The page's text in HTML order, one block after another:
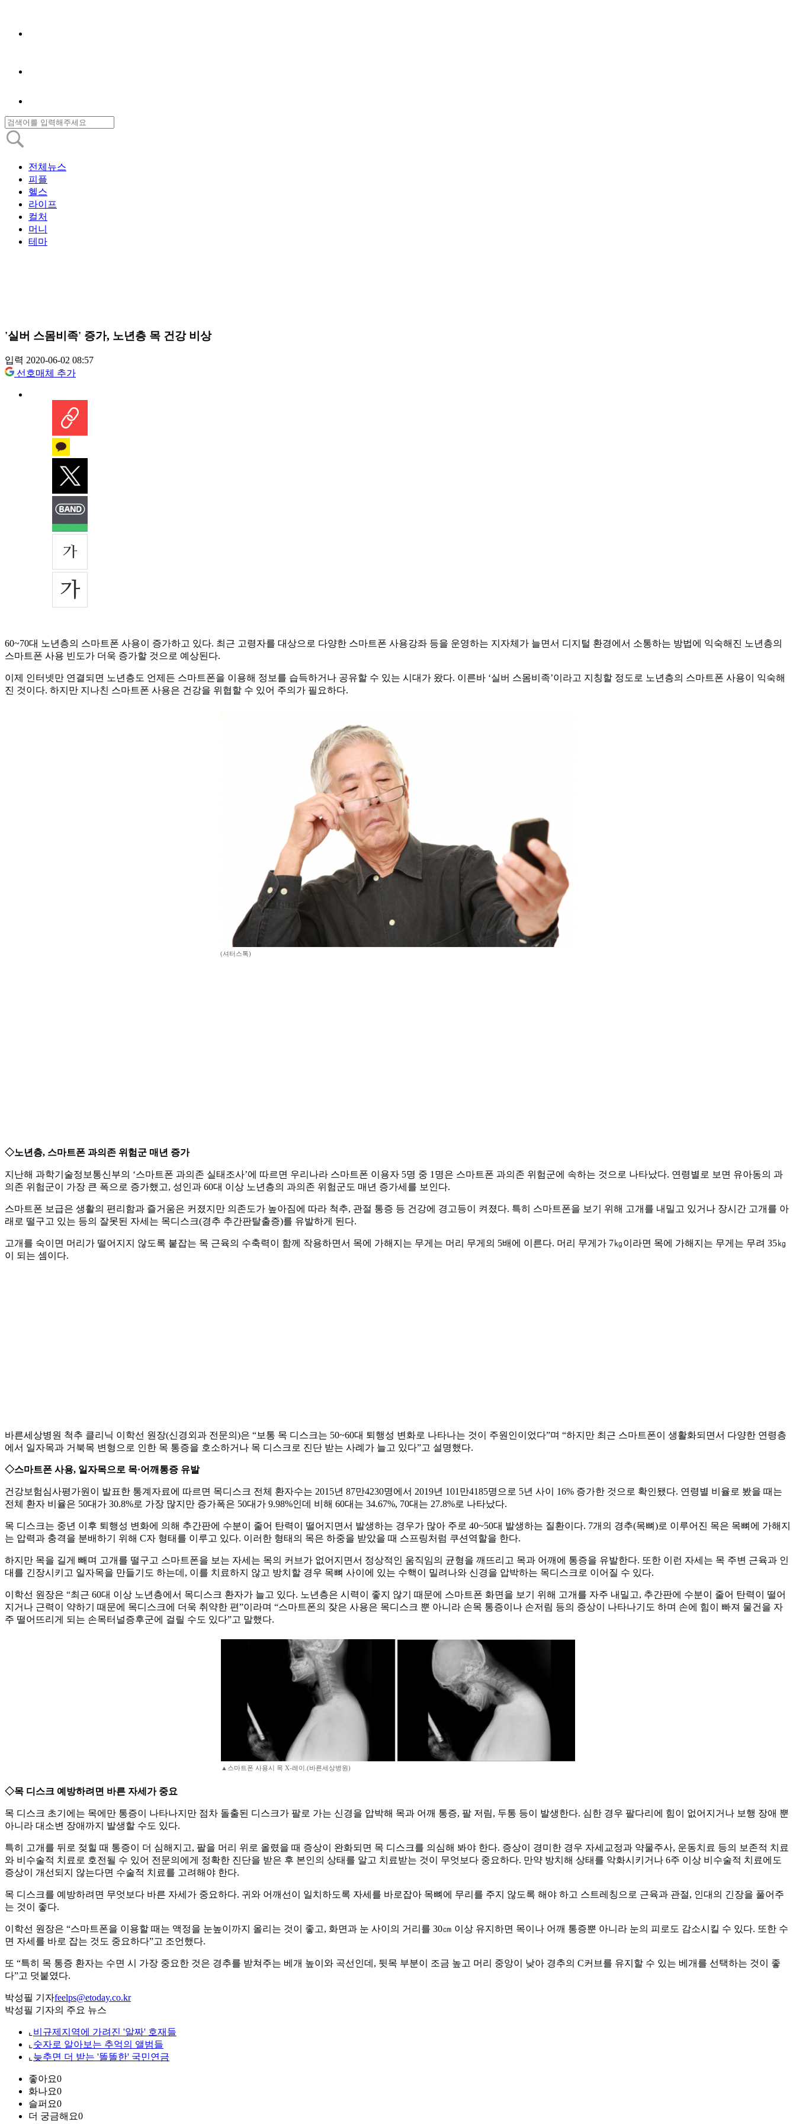
전체뉴스
피플
헬스
라이프
컬처
머니
테마
'실버 스몸비족' 증가, 노년층 목 건강 비상
입력 2020-06-02 08:57
선호매체 추가
60~70대 노년층의 스마트폰 사용이 증가하고 있다. 최근 고령자를 대상으로 다양한 스마트폰 사용강좌 등을 운영하는 지자체가 늘면서 디지털 환경에서 소통하는 방법에 익숙해진 노년층의
스마트폰 사용 빈도가 더욱 증가할 것으로 예상된다.
이제 인터넷만 연결되면 노년층도 언제든 스마트폰을 이용해 정보를 습득하거나 공유할 수 있는 시대가 왔다. 이른바 ‘실버 스몸비족’이라고 지칭할 정도로 노년층의 스마트폰 사용이 익숙해
진 것이다. 하지만 지나친 스마트폰 사용은 건강을 위협할 수 있어 주의가 필요하다.
(셔터스톡)
◇노년층, 스마트폰 과의존 위험군 매년 증가
지난해 과학기술정보통신부의 ‘스마트폰 과의존 실태조사’에 따르면 우리나라 스마트폰 이용자 5명 중 1명은 스마트폰 과의존 위험군에 속하는 것으로 나타났다. 연령별로 보면 유아동의 과
의존 위험군이 가장 큰 폭으로 증가했고, 성인과 60대 이상 노년층의 과의존 위험군도 매년 증가세를 보인다.
스마트폰 보급은 생활의 편리함과 즐거움은 커졌지만 의존도가 높아짐에 따라 척추, 관절 통증 등 건강에 경고등이 켜졌다. 특히 스마트폰을 보기 위해 고개를 내밀고 있거나 장시간 고개를 아
래로 떨구고 있는 등의 잘못된 자세는 목디스크(경추 추간판탈출증)를 유발하게 된다.
고개를 숙이면 머리가 떨어지지 않도록 붙잡는 목 근육의 수축력이 함께 작용하면서 목에 가해지는 무게는 머리 무게의 5배에 이른다. 머리 무게가 7㎏이라면 목에 가해지는 무게는 무려 35㎏
이 되는 셈이다.
바른세상병원 척추 클리닉 이학선 원장(신경외과 전문의)은 “보통 목 디스크는 50~60대 퇴행성 변화로 나타나는 것이 주원인이었다”며 “하지만 최근 스마트폰이 생활화되면서 다양한 연령층
에서 일자목과 거북목 변형으로 인한 목 통증을 호소하거나 목 디스크로 진단 받는 사례가 늘고 있다”고 설명했다.
◇스마트폰 사용, 일자목으로 목·어깨통증 유발
건강보험심사평가원이 발표한 통계자료에 따르면 목디스크 전체 환자수는 2015년 87만4230명에서 2019년 101만4185명으로 5년 사이 16% 증가한 것으로 확인됐다. 연령별 비율로 봤을 때는
전체 환자 비율은 50대가 30.8%로 가장 많지만 증가폭은 50대가 9.98%인데 비해 60대는 34.67%, 70대는 27.8%로 나타났다.
목 디스크는 중년 이후 퇴행성 변화에 의해 추간판에 수분이 줄어 탄력이 떨어지면서 발생하는 경우가 많아 주로 40~50대 발생하는 질환이다. 7개의 경추(목뼈)로 이루어진 목은 목뼈에 가해지
는 압력과 충격을 분배하기 위해 C자 형태를 이루고 있다. 이러한 형태의 목은 하중을 받았을 때 스프링처럼 쿠션역할을 한다.
하지만 목을 길게 빼며 고개를 떨구고 스마트폰을 보는 자세는 목의 커브가 없어지면서 정상적인 움직임의 균형을 깨뜨리고 목과 어깨에 통증을 유발한다. 또한 이런 자세는 목 주변 근육과 인
대를 긴장시키고 일자목을 만들기도 하는데, 이를 치료하지 않고 방치할 경우 목뼈 사이에 있는 수핵이 밀려나와 신경을 압박하는 목디스크로 이어질 수 있다.
이학선 원장은 “최근 60대 이상 노년층에서 목디스크 환자가 늘고 있다. 노년층은 시력이 좋지 않기 때문에 스마트폰 화면을 보기 위해 고개를 자주 내밀고, 추간판에 수분이 줄어 탄력이 떨어
지거나 근력이 약하기 때문에 목디스크에 더욱 취약한 편”이라며 “스마트폰의 잦은 사용은 목디스크 뿐 아니라 손목 통증이나 손저림 등의 증상이 나타나기도 하며 손에 힘이 빠져 물건을 자
주 떨어뜨리게 되는 손목터널증후군에 걸릴 수도 있다”고 말했다.
▲스마트폰 사용시 목 X-레이.(바른세상병원)
◇목 디스크 예방하려면 바른 자세가 중요
목 디스크 초기에는 목에만 통증이 나타나지만 점차 돌출된 디스크가 팔로 가는 신경을 압박해 목과 어깨 통증, 팔 저림, 두통 등이 발생한다. 심한 경우 팔다리에 힘이 없어지거나 보행 장애 뿐
아니라 대소변 장애까지 발생할 수도 있다.
특히 고개를 뒤로 젖힐 때 통증이 더 심해지고, 팔을 머리 위로 올렸을 때 증상이 완화되면 목 디스크를 의심해 봐야 한다. 증상이 경미한 경우 자세교정과 약물주사, 운동치료 등의 보존적 치료
와 비수술적 치료로 호전될 수 있어 전문의에게 정확한 진단을 받은 후 본인의 상태를 알고 치료받는 것이 무엇보다 중요하다. 만약 방치해 상태를 악화시키거나 6주 이상 비수술적 치료에도
증상이 개선되지 않는다면 수술적 치료를 고려해야 한다.
목 디스크를 예방하려면 무엇보다 바른 자세가 중요하다. 귀와 어깨선이 일치하도록 자세를 바로잡아 목뼈에 무리를 주지 않도록 해야 하고 스트레칭으로 근육과 관절, 인대의 긴장을 풀어주
는 것이 좋다.
이학선 원장은 “스마트폰을 이용할 때는 액정을 눈높이까지 올리는 것이 좋고, 화면과 눈 사이의 거리를 30㎝ 이상 유지하면 목이나 어깨 통증뿐 아니라 눈의 피로도 감소시킬 수 있다. 또한 수
면 자세를 바로 잡는 것도 중요하다”고 조언했다.
또 “특히 목 통증 환자는 수면 시 가장 중요한 것은 경추를 받쳐주는 베개 높이와 곡선인데, 뒷목 부분이 조금 높고 머리 중앙이 낮아 경추의 C커브를 유지할 수 있는 베개를 선택하는 것이 좋
다”고 덧붙였다.
박성필 기자feelps@etoday.co.kr
박성필 기자의 주요 뉴스
⌞ 비규제지역에 가려진 '알짜' 호재들
⌞ 숫자로 알아보는 추억의 앨범들
⌞ 늦추면 더 받는 '똘똘한' 국민연금
좋아요0
화나요0
슬퍼요0
더 궁금해요0